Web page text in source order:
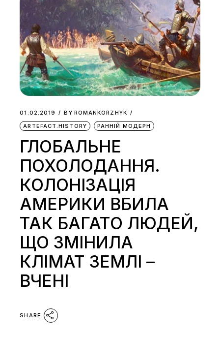
01.02.2019 BY ROMANKORZHYK
ARTEFACT.HISTORY
РАННІЙ МОДЕРН
ГЛОБАЛЬНЕ
ПОХОЛОДАННЯ.
КОЛОНІЗАЦІЯ
АМЕРИКИ ВБИЛА
ТАК БАГАТО ЛЮДЕЙ,
ЩО ЗМІНИЛА
КЛІМАТ ЗЕМЛІ –
ВЧЕНІ
SHARE